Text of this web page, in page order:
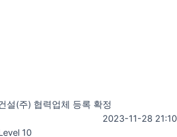
설(주) 협력업체 등록 확정
2023-11-28 21:10